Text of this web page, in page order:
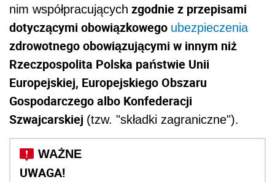
nim współpracujących zgodnie z przepisami
dotyczącymi obowiązkowego ubezpieczenia
zdrowotnego obowiązującymi w innym niż
Rzeczpospolita Polska państwie Unii
Europejskiej, Europejskiego Obszaru
Gospodarczego albo Konfederacji
Szwajcarskiej (tzw. "składki zagraniczne").
UWAGA!